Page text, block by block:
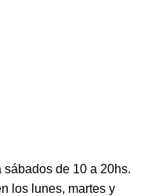
sábados de 10 a 20hs.
los lunes, martes y